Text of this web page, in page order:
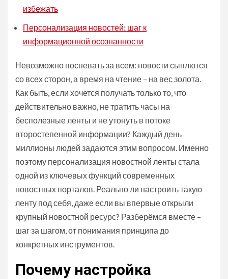
избежать
Персонализация новостей: шаг к
информационной осознанности
Невозможно поспевать за всем: новости сыплются
со всех сторон, а время на чтение – на вес золота.
Как быть, если хочется получать только то, что
действительно важно, не тратить часы на
бесполезные ленты и не утонуть в потоке
второстепенной информации? Каждый день
миллионы людей задаются этим вопросом. Именно
поэтому персонализация новостной ленты стала
одной из ключевых функций современных
новостных порталов. Реально ли настроить такую
ленту под себя, даже если вы впервые открыли
крупный новостной ресурс? Разберёмся вместе –
шаг за шагом, от понимания принципа до
конкретных инструментов.
Почему настройка